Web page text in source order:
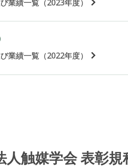
業績一覧（2022年度）
人触媒学会表彰規